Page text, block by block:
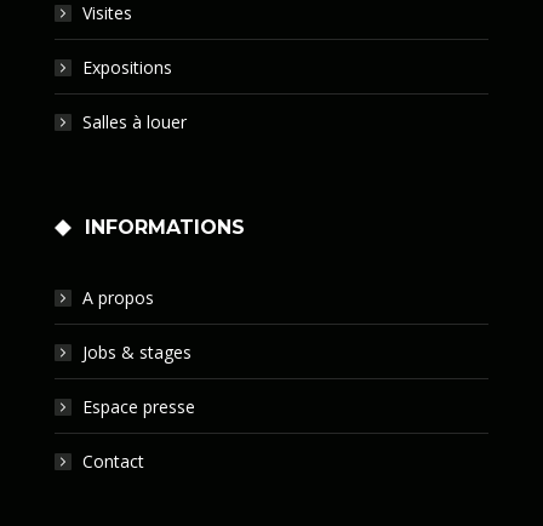
Visites
Expositions
Salles à louer
INFORMATIONS
A propos
Jobs & stages
Espace presse
Contact